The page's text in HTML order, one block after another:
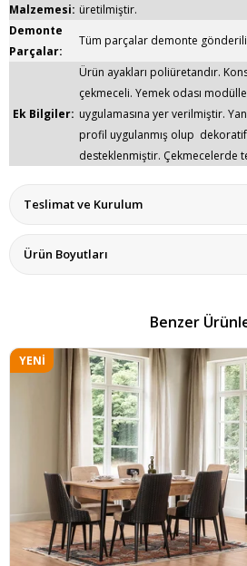
Malzemesi: üretilmiştir.
Demonte
Parçalar:
Tüm parçalar demonte
Ek Bilgiler:
Ürün ayakları poliüretandır.
çekmeceli. Yemek odası
uygulamasına yer verilmiştir.
profil uygulanmış olup
desteklenmiştir. Çekmecelerde
Teslimat ve Kurulum
Ürün Boyutları
Benzer
YENI